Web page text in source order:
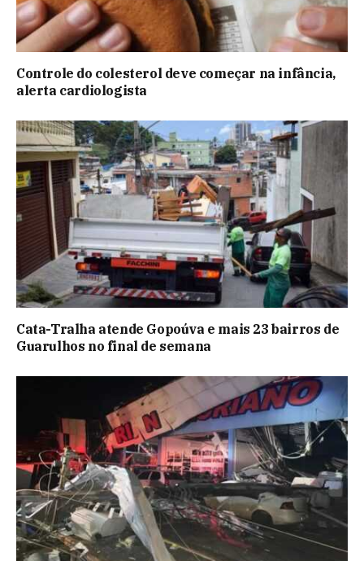
Controle do colesterol deve começar na infância,
alerta cardiologista
Cata-Tralha atende Gopoúva e mais 23 bairros de
Guarulhos no final de semana